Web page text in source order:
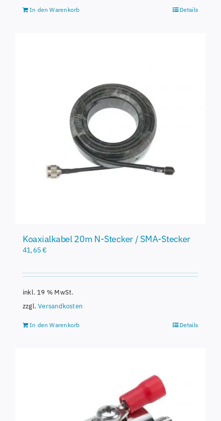
In den Warenkorb Details
Koaxialkabel 20m N-Stecker / SMA-Stecker
41,65€
inkl. 19 % MwSt.
zzgl.Versandkosten
In den Warenkorb Details